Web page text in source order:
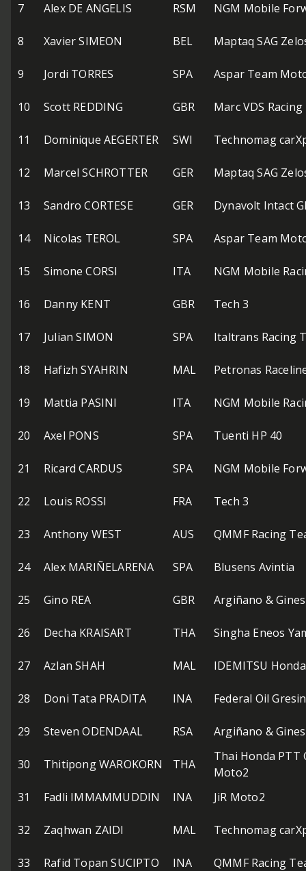
7 Alex DE ANGELIS RSM NGM Mobile
8 Xavier SIMEON BEL Maptaq SAG
9 Jordi TORRES SPA Aspar Team
10 Scott REDDING GBR Marc VDS
11 Dominique AEGERTER SWI Technomag
12 Marcel SCHROTTER GER Maptaq SAG
13 Sandro CORTESE GER Dynavolt Intact
14 Nicolas TEROL SPA Aspar Team
15 Simone CORSI ITA NGM Mobile
16 Danny KENT GBR Tech 3
17 Julian SIMON SPA Italtrans Racing
18 Hafizh SYAHRIN MAL Petronas
19 Mattia PASINI ITA NGM Mobile
20 Axel PONS SPA Tuenti HP 40
21 Ricard CARDUS SPA NGM Mobile
22 Louis ROSSI FRA Tech 3
23 Anthony WEST AUS QMMF Racing
24 Alex MARIÑELARENA SPA Blusens Avintia
25 Gino REA GBR Argiñano &
26 Decha KRAISART THA Singha Eneos
27 Azlan SHAH MAL IDEMITSU
28 Doni Tata PRADITA INA Federal Oil
29 Steven ODENDAAL RSA Argiñano &
30 Thitipong WAROKORN THA
Thai Honda PTT
Moto2
31
Fadli IMMAMMUDDIN INA JiR Moto2
32 Zaqhwan ZAIDI MAL Technomag
33 Rafid Topan SUCIPTO INA QMMF Racing